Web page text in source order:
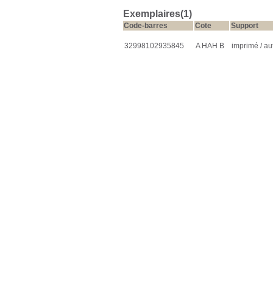
Exemplaires(1)
Code-barres Cote Support
32998102935845 A HAH B imprimé /